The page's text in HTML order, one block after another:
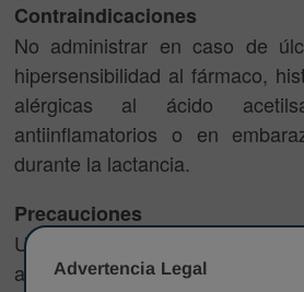
Contraindicaciones
No administrar en caso de
hipersensibilidad al fármaco,
alérgicas al ácido
antiinflamatorios o en
durante la lactancia.
Precauciones
Usar con precaución en
alteraciones
Advertencia Legal